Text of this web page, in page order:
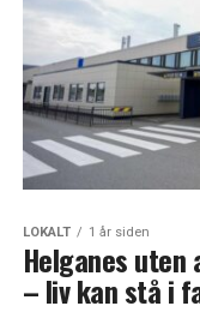
LOKALT 1 år siden
Helganes uten
– liv kan stå i